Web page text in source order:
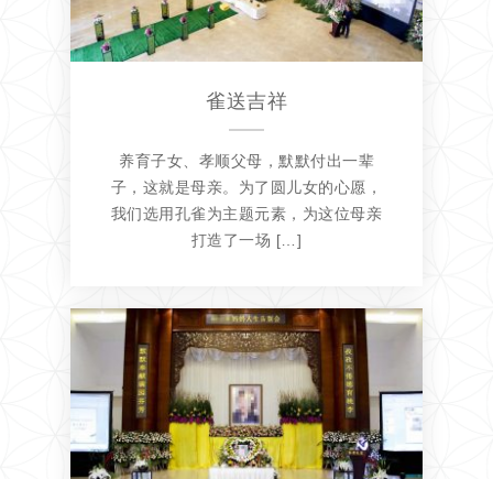
雀送吉祥
养育子女、孝顺父母，默默付出一辈
子，这就是母亲。为了圆儿女的心愿，
我们选用孔雀为主题元素，为这位母亲
打造了一场 […]